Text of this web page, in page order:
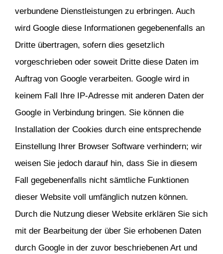
verbundene Dienstleistungen zu erbringen. Auch
wird Google diese Informationen gegebenenfalls an
Dritte übertragen, sofern dies gesetzlich
vorgeschrieben oder soweit Dritte diese Daten im
Auftrag von Google verarbeiten. Google wird in
keinem Fall Ihre IP-Adresse mit anderen Daten der
Google in Verbindung bringen. Sie können die
Installation der Cookies durch eine entsprechende
Einstellung Ihrer Browser Software verhindern; wir
weisen Sie jedoch darauf hin, dass Sie in diesem
Fall gegebenenfalls nicht sämtliche Funktionen
dieser Website voll umfänglich nutzen können.
Durch die Nutzung dieser Website erklären Sie sich
mit der Bearbeitung der über Sie erhobenen Daten
durch Google in der zuvor beschriebenen Art und